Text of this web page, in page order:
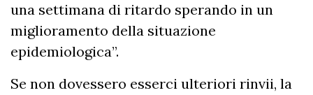
una settimana di ritardo sperando in un
miglioramento della situazione
epidemiologica”.
Se non dovessero esserci ulteriori rinvii, la